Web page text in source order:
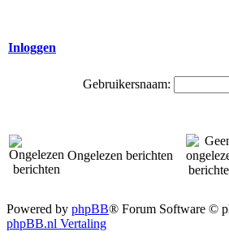
Inloggen
Gebruikersnaam:
Ongelezen berichten
Powered by phpBB® Forum Software ©
phpBB.nl Vertaling